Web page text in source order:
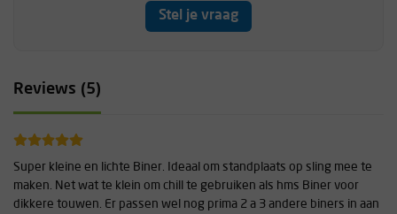
Stel je vraag
Reviews (5)
Super kleine en lichte Biner. Ideaal om standplaats op sling mee te
maken. Net wat te klein om chill te gebruiken als hms Biner voor
dikkere touwen. Er passen wel nog prima 2 a 3 andere biners in aan